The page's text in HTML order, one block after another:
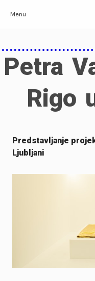
Menu
Petra
Rigo
Predstavljanje
Ljubljani